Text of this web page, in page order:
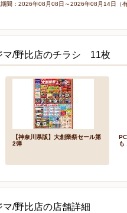
間：2026年08月08日～2026年08月14日（
マ/野比店のチラシ 11枚
【神奈川県版】大創業祭セール第
2弾
も
マ/野比店の店舗詳細